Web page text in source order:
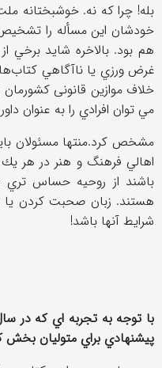
بله! چرا كه نه. خوشبختانه
خودشان اين مسأله را تشخيص
هم بود. بالاخره شايد برخي
غرض ورزي يا ناآگاهي
خلاف موازين قانونی
مي توان افرادي را به عنوان داور
مشخص كرد.منتها مسئولان
اهالي فرهنگ و هنر در هر
باشند از روحيه حساس تري
هستند. زبان صحبت كردن يا
شرايط آنها باشد!
با توجه به تجربه اي كه در
پيشنهادي براي متوليان بخش